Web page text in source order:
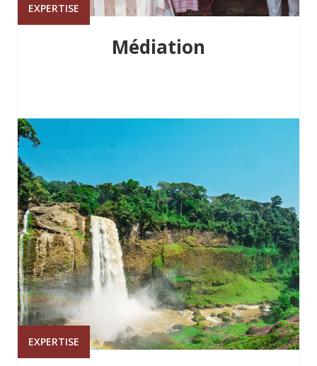
EXPERTISE
Médiation
EXPERTISE